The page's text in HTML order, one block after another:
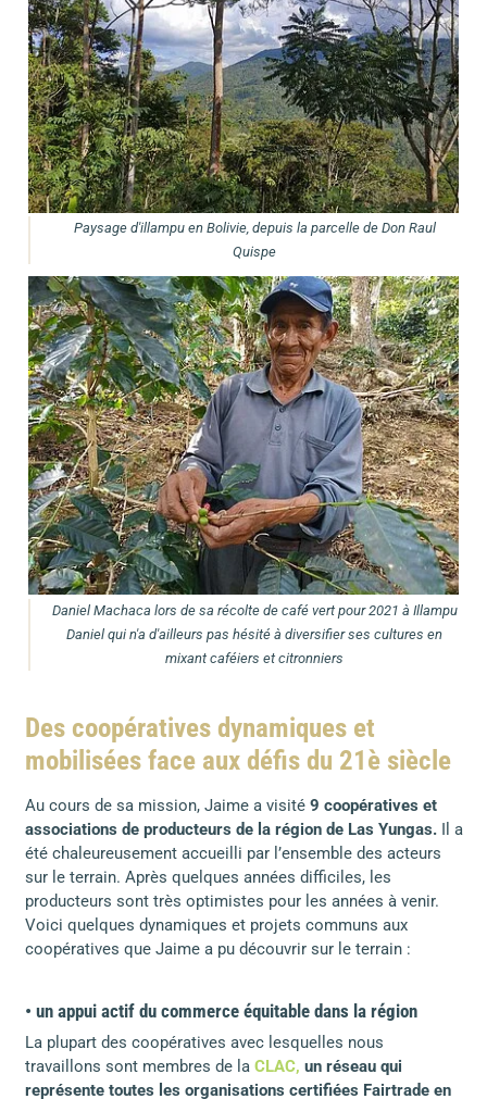
Paysage d'illampu en Bolivie, depuis la parcelle de Don Raul
Quispe
Daniel Machaca lors de sa récolte de café vert pour 2021 à Illampu
Daniel qui n'a d'ailleurs pas hésité à diversifier ses cultures en
mixant caféiers et citronniers
Des coopératives dynamiques et
mobilisées face aux défis du 21è siècle
Au cours de sa mission, Jaime a visité 9 coopératives et
associations de producteurs de la région de Las Yungas.Il a
été chaleureusement accueilli par l’ensemble des acteurs
sur le terrain. Après quelques années difficiles, les
producteurs sont très optimistes pour les années à venir.
Voici quelques dynamiques et projets communs aux
coopératives que Jaime a pu découvrir sur le terrain :
• un appui actif du commerce équitable dans la région
La plupart des coopératives avec lesquelles nous
travaillons sont membres de la CLAC, un réseau qui
représente toutes les organisations certifiées Fairtrade en